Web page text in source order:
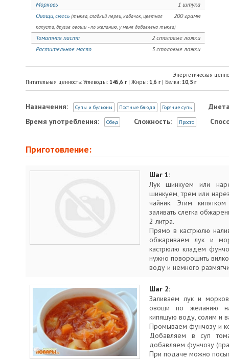
1 штука
Морковь
200 грамм
Овощи, смесь (тыква, сладкий перец, кабачок, цветная
капуста, другие овощи - по желанию, у меня добавлена тыква)
2 столовые ложки
Томатная паста
3 столовые ложки
Растительное масло
Энергетическая
Питательная ценность: Углеводы: 146,6 г| Жиры: 1,6 г| Белки: 10,5 г
Назначения: Супы и бульоны Постные блюда Горячие супы
Время употребления:
Обед Сложность: Просто
Приготовление:
Шаг 1:
Лук шинкуем или
шинкуем, трем или
чайник. Этим
заливать слегка
2 литра.
Прямо в кастрюлю
обжариваем лук и
кастрюлю кладем
нужно поворошить
воду и немного
Шаг 2:
Заливаем лук и
овощи по желанию
кипящую воду, солим и
Промываем фунчозу и
Добавляем в суп
добавляем фунчозу
При подаче можно